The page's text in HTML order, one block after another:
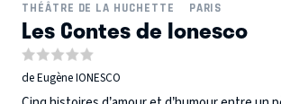
THÉÂTRE DE LA HUCHETTE
PARIS
Les Contes de Ionesco
de Eugène IONESCO